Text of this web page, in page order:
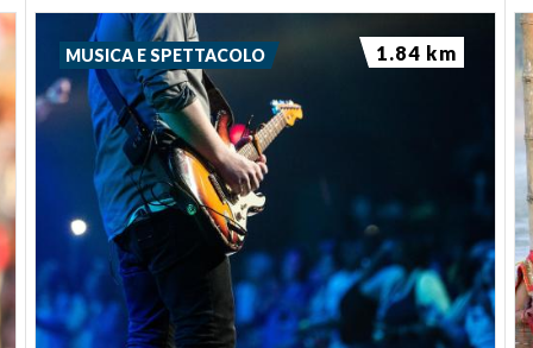
MUSICA E SPETTACOLO 1.84 km